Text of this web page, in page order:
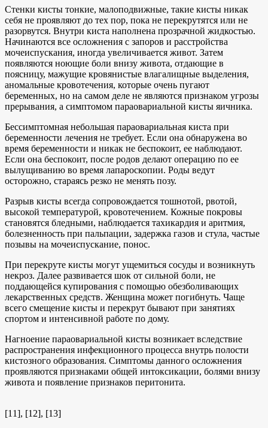
Стенки кисты тонкие, малоподвижные, такие кисты никак
себя не проявляют до тех пор, пока не перекрутятся или не
разорвутся. Внутри киста наполнена прозрачной жидкостью.
Начинаются все осложнения с запоров и расстройства
мочеиспускания, иногда увеличивается живот. Затем
появляются ноющие боли внизу живота, отдающие в
поясницу, мажущие кровянистые влагалищные выделения,
аномальные кровотечения, которые очень пугают
беременных, но на самом деле не являются признаком угрозы
прерывания, а симптомом параовариальной кисты яичника.
Бессимптомная небольшая параовариальная киста при
беременности лечения не требует. Если она обнаружена во
время беременности и никак не беспокоит, ее наблюдают.
Если она беспокоит, после родов делают операцию по ее
вылущиванию во время лапароскопии. Роды ведут
осторожно, стараясь резко не менять позу.
Разрыв кисты всегда сопровождается тошнотой, рвотой,
высокой температурой, кровотечением. Кожные покровы
становятся бледными, наблюдается тахикардия и аритмия,
болезненность при пальпации, задержка газов и стула, частые
позывы на мочеиспускание, понос.
При перекруте кисты могут ущемиться сосуды и возникнуть
некроз. Далее развивается шок от сильной боли, не
поддающейся купирования с помощью обезболивающих
лекарственных средств. Женщина может погибнуть. Чаще
всего смещение кисты и перекрут бывают при занятиях
спортом и интенсивной работе по дому.
Нагноение параовариальной кисты возникает вследствие
распространения инфекционного процесса внутрь полости
кистозного образования. Симптомы данного осложнения
проявляются признаками общей интоксикации, болями внизу
живота и появление признаков перитонита.
[11], [12], [13]